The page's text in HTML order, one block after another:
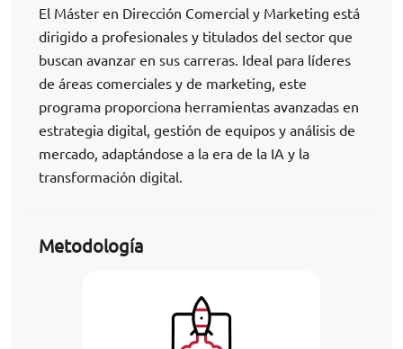
El Máster en Dirección Comercial y Marketing está
dirigido a profesionales y titulados del sector que
buscan avanzar en sus carreras. Ideal para líderes
de áreas comerciales y de marketing, este
programa proporciona herramientas avanzadas en
estrategia digital, gestión de equipos y análisis de
mercado, adaptándose a la era de la IA y la
transformación digital.
Metodología